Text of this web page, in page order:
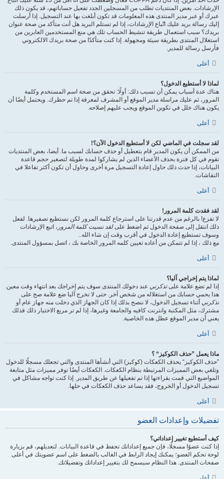
الإرشادات. بعض المنتديات تطلب من المسجلين الجدد تفعيل حساباتهم، قد يكون ذلك
عبرك أو عبر مدير المنتدى هذه المعلومات قد تكون أبلغت بها عند التسجيل. إذا أرسلت
إليك رسالة بريد عليك اتّباع الإرشادات، إذا لم تستلم البريد هل أنت متأكد من صحة عنوان
بريدك؟ سبب استعمال طريقة تنشيط الحساب تلك هي منع المستخدمين العابرين من
استغلال المنتدى بطريقة سيئة ومجهولة. إذا كنت متأكدًا من صحة بريدك الالكتروني
فأرسل رسالة للمدير.
أعلى
لماذا لا أستطيع الدخول؟
هناك عدة أسباب يمكن أن تسبب ذلك: أولًا: تحقق من صحة اسم المستخدم وكلمة
المرور، ثم عليك مراسلة مدير الموقع أو المشرف لمعرفة إذا تم حظرك. ويحتمل أيضًا أن
يكون هناك خلل في تكوين الموقع ويجب عليهم إصلاحه.
أعلى
لقد سجلت في الماضي لكن لا أستطيع الدخول الآن؟!
من الممكن أن يكون المدير قام بتعطيل أو حذف حسابك لسبب ما. أيضا، بعض المنتديات
تقوم في كل فترة بحذف الأعضاء الذين لم يشاركوا لمدة طويلة لتصغير حجم قاعدة
البيانات، إذا حدث ذلك حاول إعادة التسجيل مرة أخرى وحاول أن تكون أكثر تفاعلا في
النقاشات.
أعلى
لقد فقدت كلمة المرور!
لا تفزع! بالرغم من عدم قدرتنا على استرجاع كلمة المرور لكن نستطيع تصفيرها. لفعل
ذلك انتقل إلى صفحة الدخول ثم اضغط علىلقد نسيت كلمة المرور ، اتبع الإرشادات
وسوف تستطيع إعادة الدخول في أقرب وقت إن شاء الله..
مع ذلك ، إذا لم تتمكن من أعاده تعيين كلمه المرور الخاصة بك ، اتصل بمسؤول المنتدى.
أعلى
لماذا يتم إخراجي آليا؟
إذا لم تضع علامة علىتذكرني عند دخولك المنتدى سوف يتم إخراجك بعد انتهاء وقت معين.
هذا يحمي حسابك من استغلاله من شخص آخر. حتى لا تخرج آليا ضع علامة صح على
تذكرني أثناء تسجيل الدخول، لا ننصح بذلك إذا كان الجهاز الذي دخلت منه جهاز عام أو
مشترك، مثل المكتبة وانترنت كافيه والجامعة وغيرها، إذا لم تر مربع الاختيار ذلك فذلك
يعني أن مدير الموقع عطل هذه الخاصية.
أعلى
ماذا يعمل ”حذف الكوكيز“ ؟
”حذف الكوكيز“ يحذف الكعكات (كوكيز) التي أنشأها المنتدى والتي تجعلك مسجلًا للدخول
وتلغي بعض المميزات المرتبطة بنظام الكعكات. الكعكات أيضًا توفر مميزات مثل متابعة
المواضيع التي قمت بقراءتها إذا تم تفعيلها عن طريق المدير. إذا كنت تواجه مشاكل في
تسجيل الدخول أو الخروج، فقد يساعد حذف الكعكات في حلها.
أعلى
تفضيلات وإعدادات العضو
كيف أستطيع تغيير إعداداتي؟
إذا كنت عضوًا مسجلًا، فإن جميع إعداداتك تحفظ في قاعدة البيانات. لتعديلهم، قم بزيارة
لوحة تحكم العضو؛ يمكنك إيجاد الرابط في الغالب بالضغط على اسم عضويتك في أعلى
صفحات المنتدى. هذا النظام سيسمح لك بتغيير إعداداتك وتفضيلاتك.